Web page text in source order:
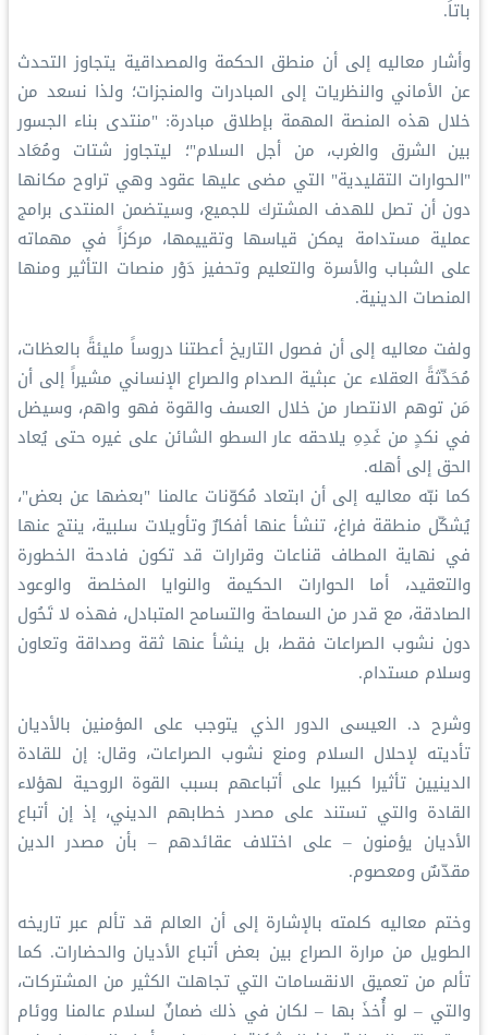
باتاً.
وأشار معاليه إلى أن منطق الحكمة والمصداقية يتجاوز التحدث
عن الأماني والنظريات إلى المبادرات والمنجزات؛ ولذا نسعد من
خلال هذه المنصة المهمة بإطلاق مبادرة: "منتدى بناء الجسور
بين الشرق والغرب، من أجل السلام"؛ ليتجاوز شتات ومُعَاد
"الحوارات التقليدية" التي مضى عليها عقود وهي تراوح مكانها
دون أن تصل للهدف المشترك للجميع، وسيتضمن المنتدى برامج
عملية مستدامة يمكن قياسها وتقييمها، مركزاً في مهماته
على الشباب والأسرة والتعليم وتحفيز دَوْر منصات التأثير ومنها
المنصات الدينية.
ولفت معاليه إلى أن فصول التاريخ أعطتنا دروساً مليئةً بالعظات،
مُحَدِّثةً العقلاء عن عبثية الصدام والصراع الإنساني مشيراً إلى أن
مَن توهم الانتصار من خلال العسف والقوة فهو واهم، وسيضل
في نكدٍ من غَدِهِ يلاحقه عار السطو الشائن على غيره حتى يُعاد
الحق إلى أهله.
كما نبّه معاليه إلى أن ابتعاد مُكوّنات عالمنا "بعضها عن بعض"،
يُشكّل منطقة فراغ، تنشأ عنها أفكارٌ وتأويلات سلبية، ينتج عنها
في نهاية المطاف قناعات وقرارات قد تكون فادحة الخطورة
والتعقيد، أما الحوارات الحكيمة والنوايا المخلصة والوعود
الصادقة، مع قدر من السماحة والتسامح المتبادل، فهذه لا تَحُول
دون نشوب الصراعات فقط، بل ينشأ عنها ثقة وصداقة وتعاون
وسلام مستدام.
وشرح د. العيسى الدور الذي يتوجب على المؤمنين بالأديان
تأديته لإحلال السلام ومنع نشوب الصراعات، وقال: إن للقادة
الدينيين تأثيرا كبيرا على أتباعهم بسبب القوة الروحية لهؤلاء
القادة والتي تستند على مصدر خطابهم الديني، إذ إن أتباع
الأديان يؤمنون – على اختلاف عقائدهم – بأن مصدر الدين
مقدّسٌ ومعصوم.
وختم معاليه كلمته بالإشارة إلى أن العالم قد تألم عبر تاريخه
الطويل من مرارة الصراع بين بعض أتباع الأديان والحضارات. كما
تألم من تعميق الانقسامات التي تجاهلت الكثير من المشتركات،
والتي – لو أُخذَ بها – لكان في ذلك ضمانٌ لسلام عالمنا ووئام